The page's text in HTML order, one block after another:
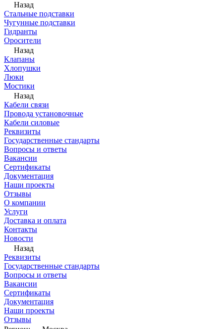
Назад
Стальные подставки
Чугунные подставки
Гидранты
Оросители
Назад
Клапаны
Хлопушки
Люки
Мостики
Назад
Кабели связи
Провода установочные
Кабели силовые
Реквизиты
Государственные стандарты
Вопросы и ответы
Вакансии
Сертификаты
Документация
Наши проекты
Отзывы
О компании
Услуги
Доставка и оплата
Контакты
Новости
Назад
Реквизиты
Государственные стандарты
Вопросы и ответы
Вакансии
Сертификаты
Документация
Наши проекты
Отзывы